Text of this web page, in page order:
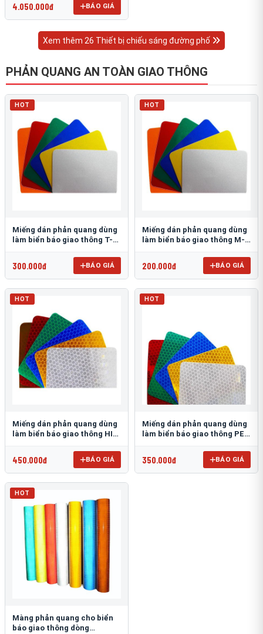
4.050.000đ BÁO GIÁ
Xem thêm 26 Thiết bị chiếu sáng đường phố
PHẢN QUANG AN TOÀN GIAO THÔNG
HOT
Miếng dán phản quang dùng
làm biển báo giao thông T-
300.000đ BÁO GIÁ
HOT
Miếng dán phản quang dùng
làm biển báo giao thông M-
200.000đ BÁO GIÁ
HOT
Miếng dán phản quang dùng
làm biển báo giao thông HIP
450.000đ BÁO GIÁ
HOT
Miếng dán phản quang dùng
làm biển báo giao thông PEG
350.000đ BÁO GIÁ
HOT
Màng phản quang cho biển
báo giao thông dòng